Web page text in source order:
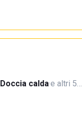
Doccia calda·e altri 5…